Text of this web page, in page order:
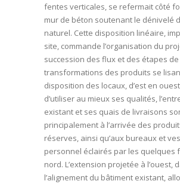
fentes verticales, se refermait côté
mur de béton soutenant le dénivelé
naturel. Cette disposition linéaire,
site, commande l’organisation du
succession des flux et des étapes de
transformations des produits se
disposition des locaux, d’est en
d’utiliser au mieux ses qualités,
existant et ses quais de livraisons
principalement à l’arrivée des
réserves, ainsi qu’aux bureaux et
personnel éclairés par les quelques
nord. L’extension projetée à l’ouest,
l’alignement du bâtiment existant,